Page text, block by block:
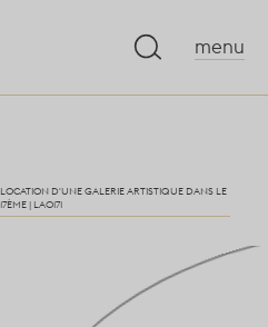
menu
LOCATION D'UNE GALERIE ARTISTIQUE DANS LE
17ÈME | LA0171